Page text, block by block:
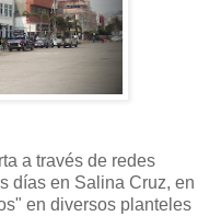
a través de redes
días en Salina Cruz, en
en diversos planteles